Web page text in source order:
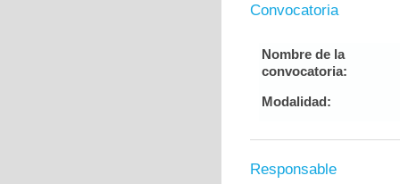
Convocatoria
Nombre de la
convocatoria:
Modalidad:
Responsable